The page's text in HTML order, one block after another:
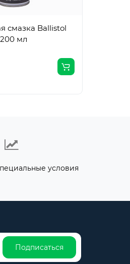
смазка Ballistol
мл
условия
Подписаться